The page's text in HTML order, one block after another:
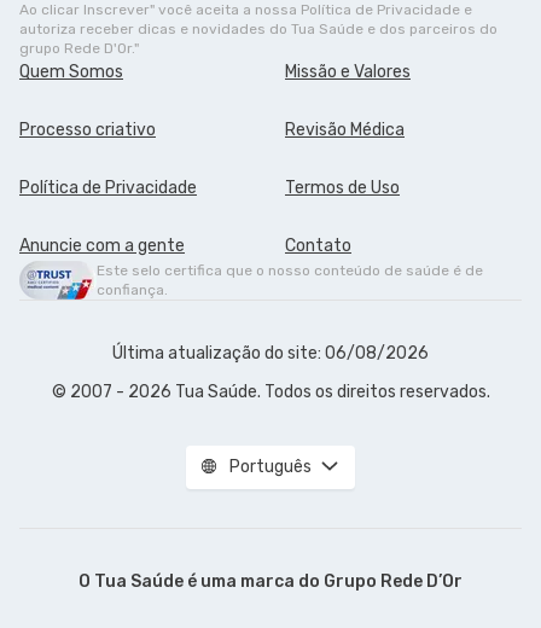
Ao clicar Inscrever" você aceita a nossa Política de Privacidade e
autoriza receber dicas e novidades do Tua Saúde e dos parceiros do
grupo Rede D'Or."
Quem Somos Missão e Valores
Processo criativo Revisão Médica
Política de Privacidade Termos de Uso
Anuncie com a gente Contato
Este selo certifica que o nosso conteúdo de saúde é de
confiança.
Última atualização do site: 06/08/2026
© 2007 - 2026 Tua Saúde. Todos os direitos reservados.
Português
O Tua Saúde é uma marca do Grupo Rede D’Or